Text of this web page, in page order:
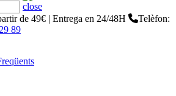
de 49€ | Entrega en 24/48H
Telèfon:
89